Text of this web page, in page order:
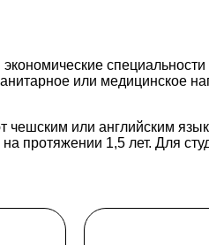
или медицинское
или английским
протяжении 1,5 лет. Для